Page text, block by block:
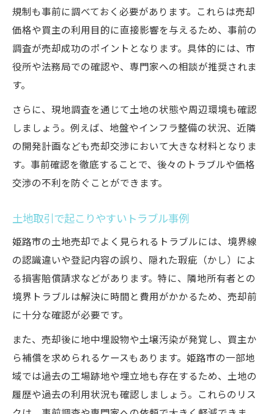
規制も事前に調べておく必要があります。これらは売却
価格や買主の利用目的に直接影響を与えるため、事前の
調査が売却成功のポイントとなります。具体的には、市
役所や法務局での確認や、専門家への相談が推奨されま
す。
さらに、現地調査を通じて土地の状態や周辺環境も確認
しましょう。例えば、地盤やインフラ整備の状況、近隣
の開発計画なども売却交渉において大きな材料となりま
す。事前確認を徹底することで、後々のトラブルや価格
交渉の不利を防ぐことができます。
土地取引で起こりやすいトラブル事例
姫路市の土地売却でよく見られるトラブルには、境界線
の認識違いや登記内容の誤り、隠れた瑕疵（かし）によ
る損害賠償請求などがあります。特に、隣地所有者との
境界トラブルは解決に時間と費用がかかるため、売却前
に十分な確認が必要です。
また、売却後に地中埋設物や土壌汚染が発覚し、買主か
ら補償を求められるケースもあります。姫路市の一部地
域では過去の工場跡地や埋立地も存在するため、土地の
履歴や過去の利用状況も確認しましょう。これらのリス